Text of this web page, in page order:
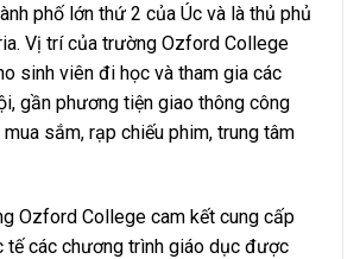
phố lớn thứ 2 của Úc và là thủ phủ
Vị trí của trường Ozford College
sinh viên đi học và tham gia các
gần phương tiện giao thông công
sắm, rạp chiếu phim, trung tâm
Ozford College cam kết cung cấp
tế các chương trình giáo dục được